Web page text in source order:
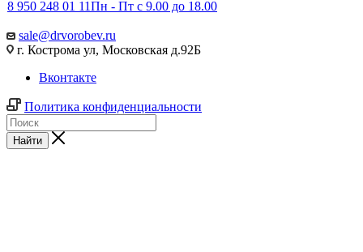
8 950 248 01 11Пн - Пт с 9.00 до 18.00
sale@drvorobev.ru
г. Кострома ул, Московская д.92Б
Вконтакте
Политика конфиденциальности
Найти